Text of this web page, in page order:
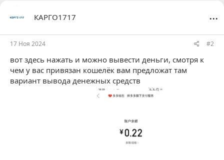
КАРГО1717 ...
17 Ноя 2024 #2
вот здесь нажать и можно вывести деньги, смотря к
чем у вас привязан кошелёк вам предложат там
вариант вывода денежных средств